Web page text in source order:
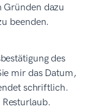
Gründen dazu
beenden.
des
mir das Datum,
schriftlich.